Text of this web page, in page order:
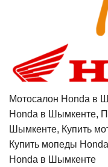
Мотосалон Honda в
Honda в Шымкенте,
Шымкенте, Купить
Купить мопеды
Honda в Шымкенте